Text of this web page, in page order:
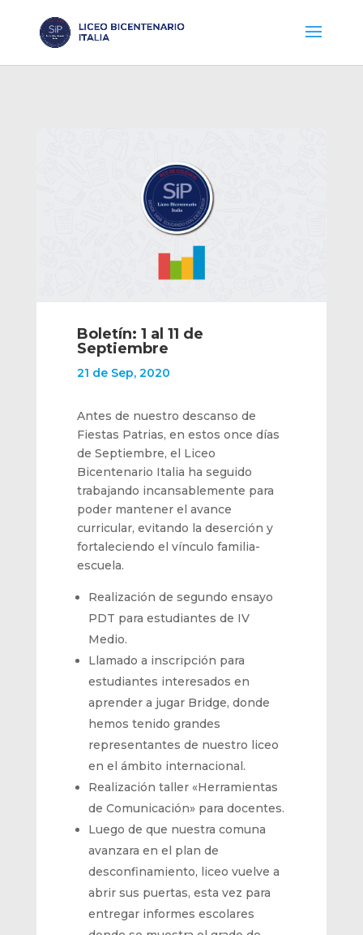
Boletín: 1 al 11 de
Septiembre
21 de Sep, 2020
Antes de nuestro descanso de
Fiestas Patrias, en estos once días
de Septiembre, el Liceo
Bicentenario Italia ha seguido
trabajando incansablemente para
poder mantener el avance
curricular, evitando la deserción y
fortaleciendo el vínculo familia-
escuela.
Realización de segundo ensayo
PDT para estudiantes de IV
Medio.
Llamado a inscripción para
estudiantes interesados en
aprender a jugar Bridge, donde
hemos tenido grandes
representantes de nuestro liceo
en el ámbito internacional.
Realización taller «Herramientas
de Comunicación» para docentes.
Luego de que nuestra comuna
avanzara en el plan de
desconfinamiento, liceo vuelve a
abrir sus puertas, esta vez para
entregar informes escolares